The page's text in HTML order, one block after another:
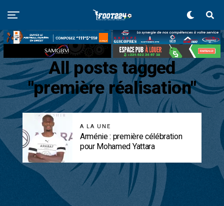
All posts tagged
"première réalisation"
A LA UNE
Arménie : première célébration
pour Mohamed Yattara